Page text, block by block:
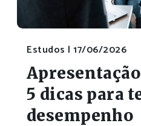
Estudos | 17/06/2026
5 dicas para
desempenho